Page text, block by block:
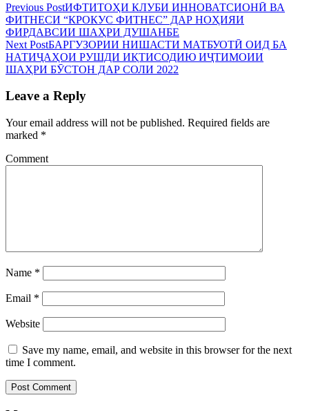
Previous PostИФТИТОҲИ КЛУБИ ИННОВАТСИОНӢ ВА
ФИТНЕСИ “КРОКУС ФИТНЕС” ДАР НОҲИЯИ
ФИРДАВСИИ ШАҲРИ ДУШАНБЕ
Next PostБАРГУЗОРИИ НИШАСТИ МАТБУОТӢ ОИД БА
НАТИҶАҲОИ РУШДИ ИҚТИСОДИЮ ИҶТИМОИИ
ШАҲРИ БӮСТОН ДАР СОЛИ 2022
Leave a Reply
Your email address will not be published. Required fields are
marked *
Comment
Name *
Email *
Website
Save my name, email, and website in this browser for the next
time I comment.